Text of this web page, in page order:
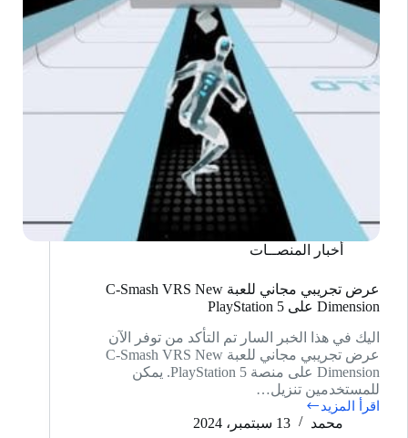
أخبار المنصــات
عرض تجريبي مجاني للعبة C-Smash VRS New
Dimension على PlayStation 5
اليك في هذا الخبر السار تم التأكد من توفر الآن
عرض تجريبي مجاني للعبة C-Smash VRS New
Dimension على منصة PlayStation 5. يمكن
للمستخدمين تنزيل…
اقرأ المزيد
عرض
تجريبيمحمد 13 سبتمبر، 2024